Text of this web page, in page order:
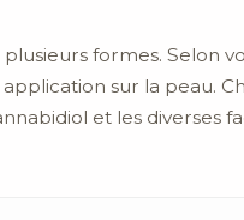
formes. Selon
sur la peau.
et les diverses